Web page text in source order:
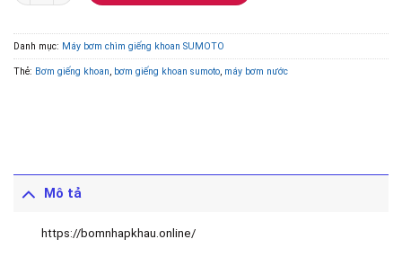
Danh mục: Máy bơm chìm giếng khoan SUMOTO
Thẻ: Bơm giếng khoan, bơm giếng khoan sumoto, máy bơm nước
Mô tả
https://bomnhapkhau.online/